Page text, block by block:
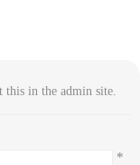
this in the admin site.
*